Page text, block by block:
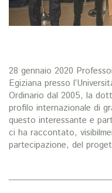
28 gennaio 2020
Egiziana presso
Ordinario dal 2005, la
profilo internazionale di
questo interessante e
ci ha raccontato,
partecipazione, del